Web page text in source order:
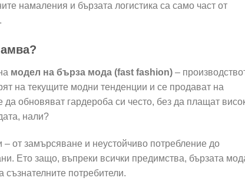
намаления и бързата логистика са само част от
модел на бърза мода (fast fashion) –
на текущите модни тенденции и се продават на
обновяват гардероба си често, без да плащат
нали?
от замърсяване и неустойчиво потребление до
Ето защо, въпреки всички предимства, бързата
съзнателните потребители.